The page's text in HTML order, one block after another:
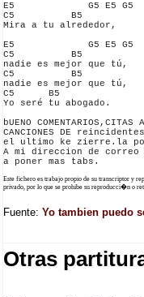
E5             G5 E5 G5
C5          B5
Mira a tu alrededor,
E5             G5 E5 G5
C5          B5
nadie es mejor que tú,
C5          B5
nadie es mejor que tú,
C5      B5
Yo seré tu abogado.
bUENO
CANCIONES DE
el ultimo ke zierre.la
A mi direccion de
Este fichero es trabajo propio de su transcriptor y
privado, por lo que se prohibe su reproducci�n o
Fuente: Yo tambien puedo
Otras